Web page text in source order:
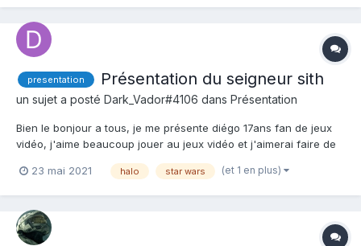
presentation Présentation du seigneur sith
un sujet a posté Dark_Vador#4106 dans Présentation
Bien le bonjour a tous, je me présente diégo 17ans fan de jeux
vidéo, j'aime beaucoup jouer au jeux vidéo et j'aimerai faire de
l'univers de halo et je suis un grand de star wars et halo, je joue
23 mai 2021 halo star wars (et 1 en plus)